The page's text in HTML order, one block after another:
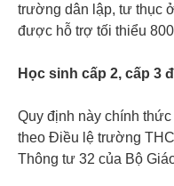
trường dân lập, tư thục
được hỗ trợ tối thiểu
Học sinh cấp 2, cấp 3
Quy định này chính
theo Điều lệ trường
Thông tư 32 của Bộ